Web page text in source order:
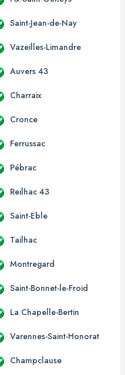
Saint-Jean-de-Nay
Vazeilles-Limandre
Auvers 43
Charraix
Cronce
Ferrussac
Pébrac
Reilhac 43
Saint-Eble
Tailhac
Montregard
Saint-Bonnet-le-Froid
La Chapelle-Bertin
Varennes-Saint-Honorat
Champclause